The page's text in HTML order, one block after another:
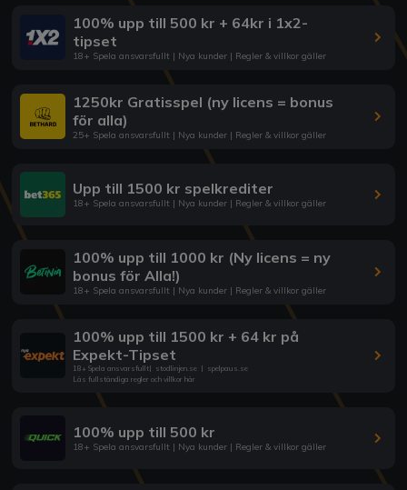
100% upp till 500 kr + 64kr i 1x2-
tipset
18+ Spela ansvarsfullt | Nya kunder | Regler & villkor gäller
1250kr Gratisspel (ny licens = bonus
för alla)
25+ Spela ansvarsfullt | Nya kunder | Regler & villkor gäller
Upp till 1500 kr spelkrediter
18+ Spela ansvarsfullt | Nya kunder | Regler & villkor gäller
100% upp till 1000 kr (Ny licens = ny
bonus för Alla!)
18+ Spela ansvarsfullt | Nya kunder | Regler & villkor gäller
100% upp till 1500 kr + 64 kr på
Expekt-Tipset
18+ Spela ansvarsfullt| stodlinjen.se | spelpaus.se
Läs fullständiga regler och villkor här
100% upp till 500 kr
18+ Spela ansvarsfullt | Nya kunder | Regler & villkor gäller